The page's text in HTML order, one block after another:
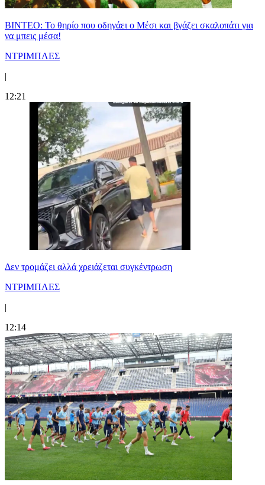
ΒΙΝΤΕΟ: Το θηρίο που οδηγάει ο Μέσι και βγάζει σκαλοπάτι για
να μπεις μέσα!
ΝΤΡΙΜΠΛΕΣ
|
12:21
Δεν τρομάζει αλλά χρειάζεται συγκέντρωση
ΝΤΡΙΜΠΛΕΣ
|
12:14